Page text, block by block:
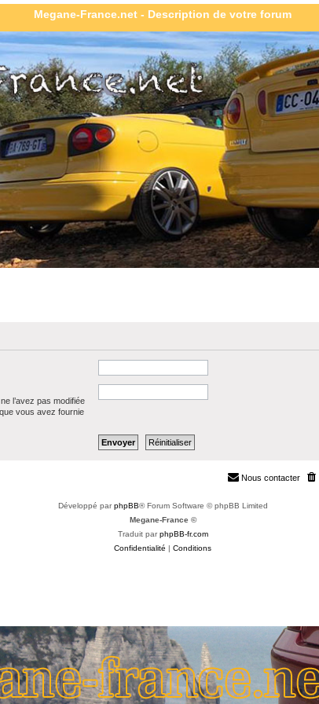
Megane-France.net - Description de votre forum
l’avez pas modifiée
vous avez fournie
Nous contacter
Développé parphpBB® Forum Software © phpBB Limited
Megane-France ©
Traduit parphpBB-fr.com
Confidentialité | Conditions